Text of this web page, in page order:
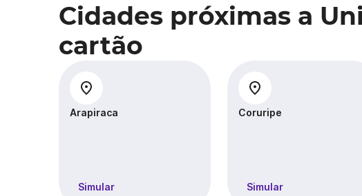
Cidades próximas a
cartão
Arapiraca
Simular
Coruripe
Simular